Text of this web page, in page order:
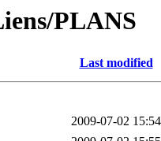
PLANS
Last modified
2009-07-02 15:54